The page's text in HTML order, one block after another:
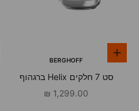
הוספה לסלBERGHOFF
סט 7 חלקים Helix ברגהוף
מחיר מבצע
1,299.00 ₪